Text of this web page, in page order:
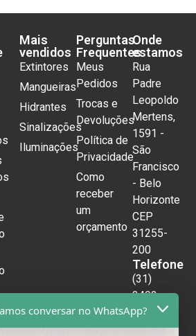
Mais
vendidos
Extintores
Mangueiras
Hidrantes
Sinalizações
Iluminações
Perguntas
Frequentes
Meus
Pedidos
Trocas e
Devoluções
Política de
Privacidade
Como
receber
um
orçamento
Onde
estamos
Rua
Padre
Leopoldo
Mertens,
1591 -
São
Francisco
- Belo
Horizonte
CEP
31255-
200
Telefone
(31)
3492-
3004
conversar no WhatsApp?